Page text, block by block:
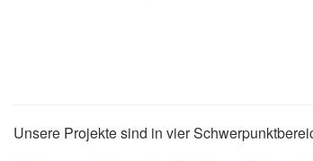
Unsere Projekte sind in vier